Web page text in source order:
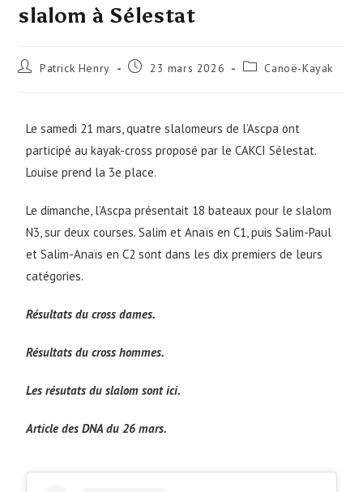
slalom à Sélestat
Patrick Henry 23 mars 2026 Canoë-Kayak
Le samedi 21 mars, quatre slalomeurs de l’Ascpa ont
participé au kayak-cross proposé par le CAKCI Sélestat.
Louise prend la 3e place.
Le dimanche, l’Ascpa présentait 18 bateaux pour le slalom
N3, sur deux courses. Salim et Anaïs en C1, puis Salim-Paul
et Salim-Anaïs en C2 sont dans les dix premiers de leurs
catégories.
Résultats du cross dames.
Résultats du cross hommes.
Les résutats du slalom sont ici.
Article des DNA du 26 mars.